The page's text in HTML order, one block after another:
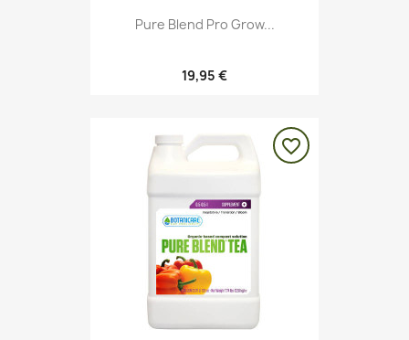
Pure Blend Pro Grow...
19,95 €
favorite_border